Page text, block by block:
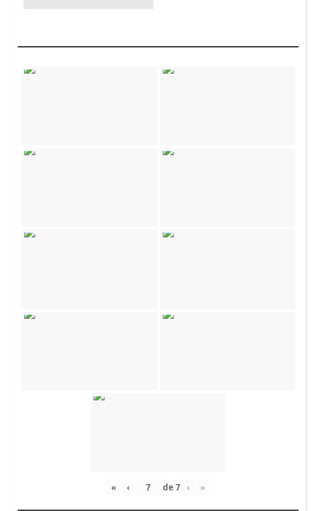
« ‹ de7 › »